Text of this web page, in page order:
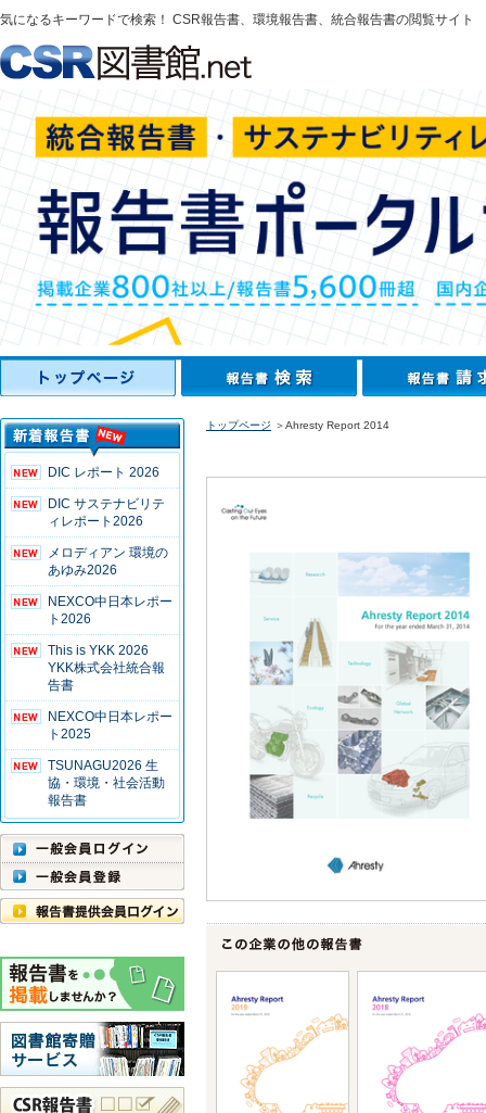
気になるキーワードで検索！ CSR報告書、環境報告書、統合報告書の閲覧サイト
DIC レポート 2026
DIC サステナビリテ
ィレポート2026
メロディアン 環境の
あゆみ2026
NEXCO中日本レポー
ト2026
This is YKK 2026
YKK株式会社統合報
告書
NEXCO中日本レポー
ト2025
TSUNAGU2026 生
協・環境・社会活動
報告書
トップページ ＞Ahresty Report 2014